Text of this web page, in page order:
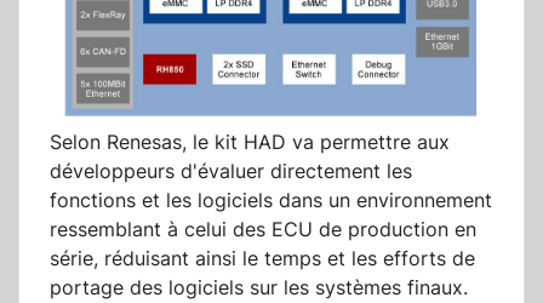
Selon Renesas, le kit HAD va permettre aux
développeurs d'évaluer directement les
fonctions et les logiciels dans un environnement
ressemblant à celui des ECU de production en
série, réduisant ainsi le temps et les efforts de
portage des logiciels sur les systèmes finaux.